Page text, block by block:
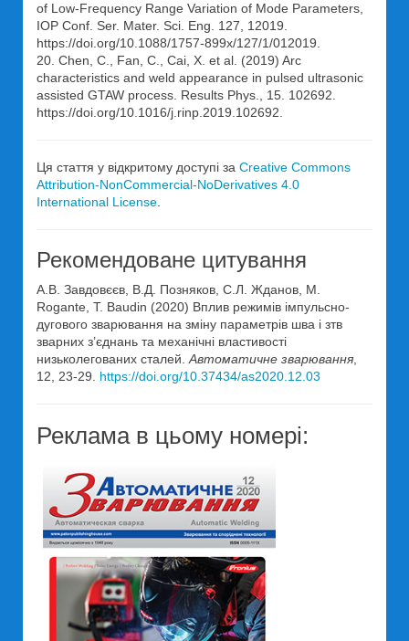
of Low-Frequency Range Variation of Mode Parameters,
IOP Conf. Ser. Mater. Sci. Eng. 127, 12019.
https://doi.org/10.1088/1757-899x/127/1/012019.
20. Chen, C., Fan, C., Cai, X. et al. (2019) Arc
characteristics and weld appearance in pulsed ultrasonic
assisted GTAW process. Results Phys., 15. 102692.
https://doi.org/10.1016/j.rinp.2019.102692.
Ця стаття у відкритому доступі за Creative Commons
Attribution-NonCommercial-NoDerivatives 4.0
International License
Рекомендоване цитування
А.В. Завдовєєв, В.Д. Позняков, С.Л. Жданов, M.
Rogante, T. Baudin (2020) Вплив режимів імпульсно-
дугового зварювання на зміну параметрів шва і зтв
зварних з’єднань та механічні властивості
низьколегованих сталей. Автоматичне зварювання
12, 23-29. https://doi.org/10.37434/as2020.12.03
Реклама в цьому номері: